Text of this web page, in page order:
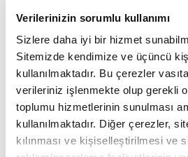
Verilerinizin sorumlu kullanımı
Sizlere daha iyi bir hizmet
Sitemizde kendimize ve üçüncü
kullanılmaktadır. Bu çerezler
verileriniz işlenmekte olup gerekli
toplumu hizmetlerinin sunulması
kullanılmaktadır. Diğer çerezler,
kılınması ve kişiselleştirilmesi ve
araçlara işlendi. Koleksiyon,
geçmişine saygı duruşunda
gelecek yüzyılını
zanaatkârlık anlayışını da
Dış Tasarımda Zamansız